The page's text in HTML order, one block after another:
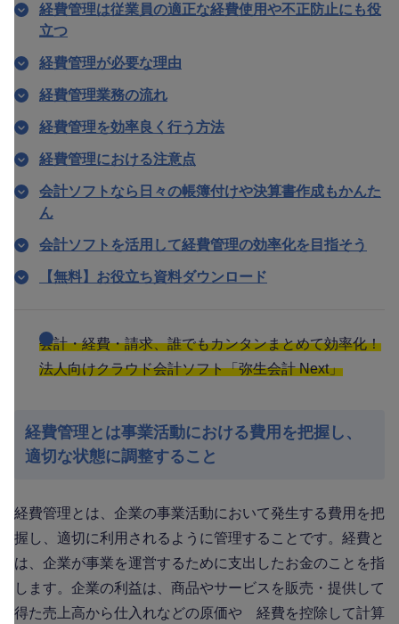
経費管理は従業員の適正な経費使用や不正防止にも役
立つ
経費管理が必要な理由
経費管理業務の流れ
経費管理を効率良く行う方法
経費管理における注意点
会計ソフトなら日々の帳簿付けや決算書作成もかんた
ん
会計ソフトを活用して経費管理の効率化を目指そう
【無料】お役立ち資料ダウンロード
会計・経費・請求、誰でもカンタンまとめて効率化！
法人向けクラウド会計ソフト「弥生会計 Next」
経費管理とは事業活動における費用を把握し、
適切な状態に調整すること
経費管理とは、企業の事業活動において発生する費用を把
握し、適切に利用されるように管理することです。経費と
は、企業が事業を運営するために支出したお金のことを指
します。企業の利益は、商品やサービスを販売・提供して
得た売上高から仕入れなどの原価や 経費を控除して計算